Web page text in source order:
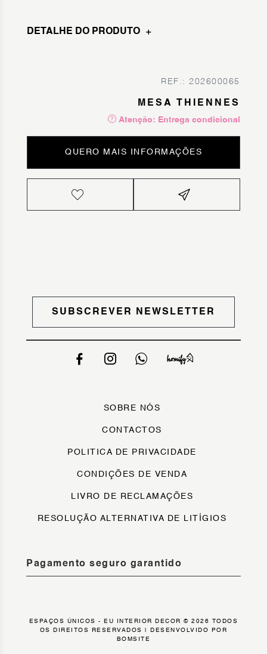
DETALHE DO PRODUTO
REF.: 202600065
MESA THIENNES
Atenção: Entrega condicional
QUERO MAIS INFORMAÇÕES
SUBSCREVER NEWSLETTER
SOBRE NÓS
CONTACTOS
POLITICA DE PRIVACIDADE
CONDIÇÕES DE VENDA
LIVRO DE RECLAMAÇÕES
RESOLUÇÃO ALTERNATIVA DE LITÍGIOS
Pagamento seguro garantido
ESPAÇOS ÚNICOS - EU INTERIOR DECOR © 2026 TODOS
OS DIREITOS RESERVADOS | DESENVOLVIDO POR
BOMSITE